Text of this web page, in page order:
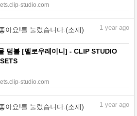
studio.com
아요!를 눌렀습니다.(소재) 1 year ago
덤불 [멜로우레이니] - CLIP STUDIO
studio.com
아요!를 눌렀습니다.(소재) 1 year ago